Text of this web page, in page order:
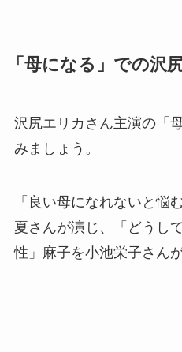
「母になる」での沢
沢尻エリカさん主演の「
みましょう。
「良い母になれないと悩
夏さんが演じ、「どうし
性」麻子を小池栄子さん